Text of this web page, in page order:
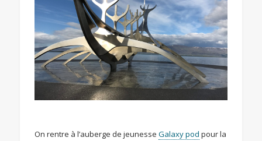
On rentre à l’auberge de jeunesse Galaxy pod pour la